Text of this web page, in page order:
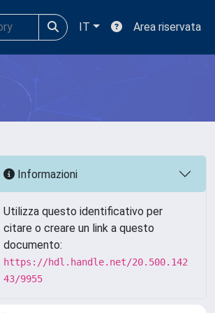
IT Area riservata
Informazioni
Utilizza questo identificativo per
citare o creare un link a questo
documento:
https://hdl.handle.net/20.500.142
43/9955